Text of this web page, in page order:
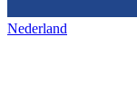
Nederland